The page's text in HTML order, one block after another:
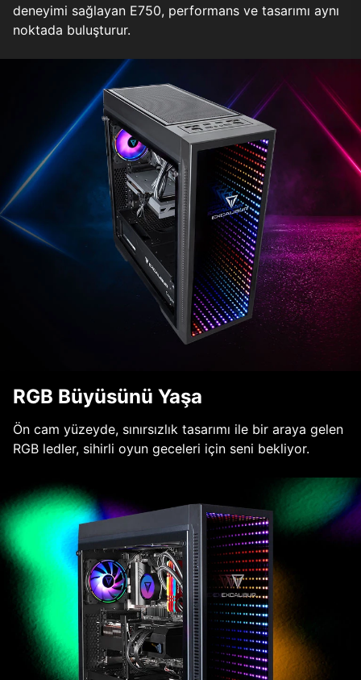
deneyimi sağlayan E750, performans ve tasarımı aynı
noktada buluşturur.
RGB Büyüsünü Yaşa
Ön cam yüzeyde, sınırsızlık tasarımı ile bir araya gelen
RGB ledler, sihirli oyun geceleri için seni bekliyor.